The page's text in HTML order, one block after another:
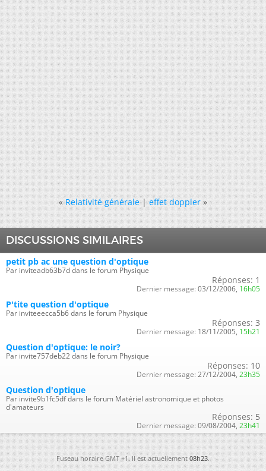
« Relativité générale|effet doppler »
DISCUSSIONS SIMILAIRES
petit pb ac une question d'optique
Par inviteadb63b7d dans le forum Physique
Réponses: 1
Dernier message: 03/12/2006, 16h05
P'tite question d'optique
Par inviteeecca5b6 dans le forum Physique
Réponses: 3
Dernier message: 18/11/2005, 15h21
Question d'optique: le noir?
Par invite757deb22 dans le forum Physique
Réponses: 10
Dernier message: 27/12/2004, 23h35
Question d'optique
Par invite9b1fc5df dans le forum Matériel astronomique et photos
d'amateurs
Réponses: 5
Dernier message: 09/08/2004, 23h41
Fuseau horaire GMT +1. Il est actuellement08h23.